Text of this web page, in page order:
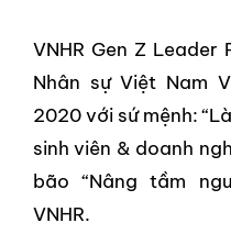
VNHR Gen Z
Nhân sự Việt Nam
2020 với sứ mệnh:
sinh viên & doanh
bão “Nâng tầm
VNHR.